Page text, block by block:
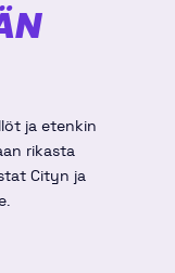
ja etenkin
rikasta
Cityn ja